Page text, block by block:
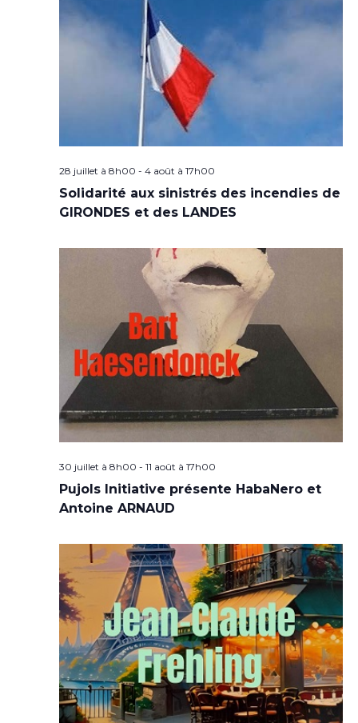
28 juillet à 8h00 - 4 août à 17h00
Solidarité aux sinistrés des incendies de
GIRONDES et des LANDES
30 juillet à 8h00 - 11 août à 17h00
Pujols Initiative présente HabaNero et
Antoine ARNAUD